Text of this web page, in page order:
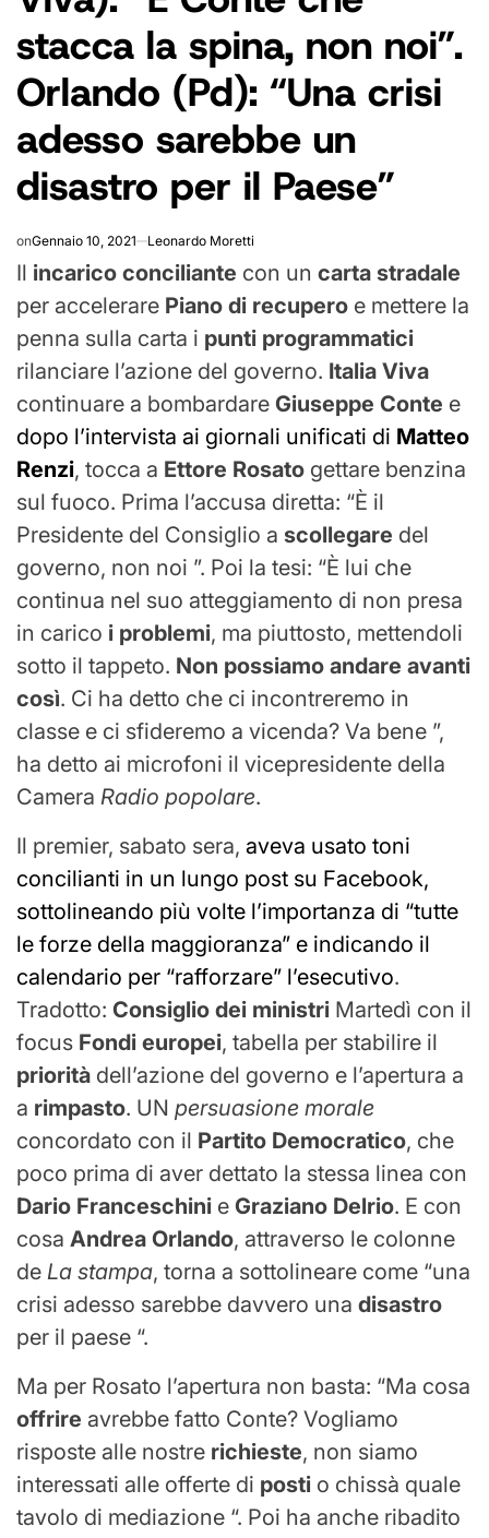
stacca la spina, non noi”.
Orlando (Pd): “Una crisi
adesso sarebbe un
disastro per il Paese”
onGennaio 10, 2021 Leonardo Moretti
Il incarico conciliante con un carta stradale
per accelerare Piano di recupero e mettere la
penna sulla carta i punti programmatici
rilanciare l’azione del governo. Italia Viva
continuare a bombardare Giuseppe Conte e
dopo l’intervista ai giornali unificati di Matteo
Renzi, tocca a Ettore Rosato gettare benzina
sul fuoco. Prima l’accusa diretta: “È il
Presidente del Consiglio a scollegare del
governo, non noi ”. Poi la tesi: “È lui che
continua nel suo atteggiamento di non presa
in carico i problemi, ma piuttosto, mettendoli
sotto il tappeto. Non possiamo andare avanti
così. Ci ha detto che ci incontreremo in
classe e ci sfideremo a vicenda? Va bene ”,
ha detto ai microfoni il vicepresidente della
Camera Radio popolare.
Il premier, sabato sera, aveva usato toni
concilianti in un lungo post su Facebook,
sottolineando più volte l’importanza di “tutte
le forze della maggioranza” e indicando il
calendario per “rafforzare” l’esecutivo.
Tradotto: Consiglio dei ministri Martedì con il
focus Fondi europei, tabella per stabilire il
priorità dell’azione del governo e l’apertura a
a rimpasto. UN persuasione morale
concordato con il Partito Democratico, che
poco prima di aver dettato la stessa linea con
Dario Franceschini e Graziano Delrio. E con
cosa Andrea Orlando, attraverso le colonne
de La stampa, torna a sottolineare come “una
crisi adesso sarebbe davvero una disastro
per il paese “.
Ma per Rosato l’apertura non basta: “Ma cosa
offrire avrebbe fatto Conte? Vogliamo
risposte alle nostre richieste, non siamo
interessati alle offerte di posti o chissà quale
tavolo di mediazione “. Poi ha anche ribadito